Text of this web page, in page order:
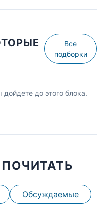
Все
подборки
дойдете до этого блока.
Обсуждаемые